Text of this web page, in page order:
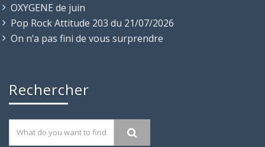
OXYGENE de juin
Pop Rock Attitude 203 du 21/07/2026
On n’a pas fini de vous surprendre
Rechercher